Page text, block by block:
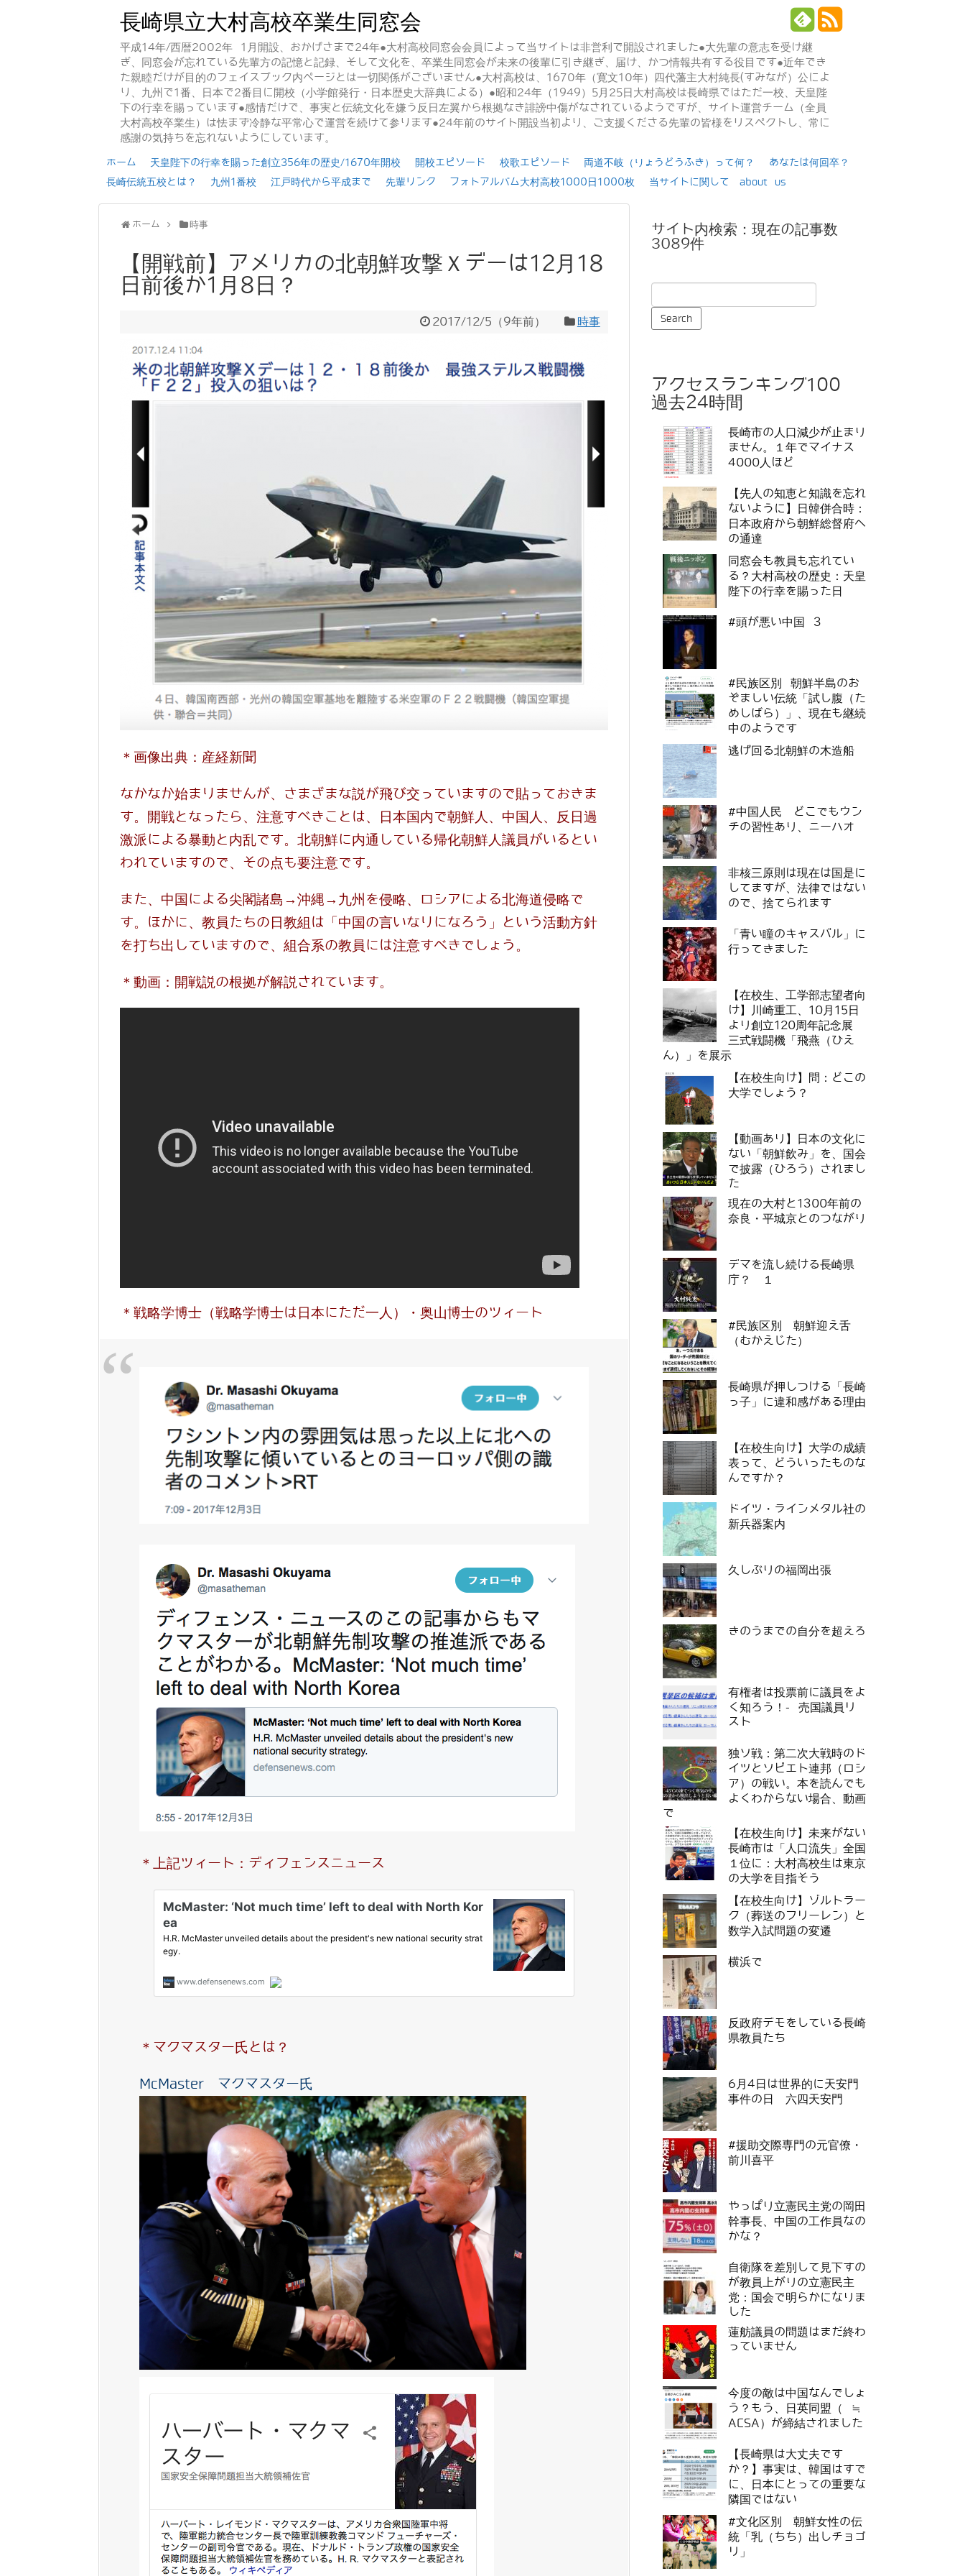
長崎県立大村高校卒業生同窓会
平成14年/西暦2002年 1月開設、おかげさまで24年●大村高校同窓会会員によって当サイトは非営利で開設されました●大先輩の意志を受け継
ぎ、同窓会が忘れている先輩方の記憶と記録、そして文化を、卒業生同窓会が未来の後輩に引き継ぎ、届け、かつ情報共有する役目です●近年でき
た親睦だけが目的のフェイスブック内ページとは一切関係がございません●大村高校は、1670年（寛文10年）四代藩主大村純長(すみなが）公によ
り、九州で1番、日本で2番目に開校（小学館発行・日本歴史大辞典による）●昭和24年（1949）5月25日大村高校は長崎県ではただ一校、天皇陛
下の行幸を賜っています●感情だけで、事実と伝統文化を嫌う反日左翼から根拠なき誹謗中傷がなされているようですが、サイト運営チーム（全員
大村高校卒業生）は怯まず冷静な平常心で運営を続けて参ります●24年前のサイト開設当初より、ご支援くださる先輩の皆様をリスペクトし、常に
感謝の気持ちを忘れないようにしています。
ホーム 天皇陛下の行幸を賜った創立356年の歴史/1670年開校 開校エピソード 校歌エピソード 両道不岐（りょうどうふき）って何？
あなたは何回卒？
長崎伝統五校とは？
九州1番校 江戸時代から平成まで 先輩リンク フォトアルバム大村高校1000日1000枚 当サイトに関して about us
ホーム 時事
【開戦前】アメリカの北朝鮮攻撃Ｘデーは12月18
日前後か1月8日？
2017/12/5 （9年前） 時事
＊画像出典：産経新聞
なかなか始まりませんが、さまざまな説が飛び交っていますので貼っておきま
す。開戦となったら、注意すべきことは、日本国内で朝鮮人、中国人、反日過
激派による暴動と内乱です。北朝鮮に内通している帰化朝鮮人議員がいるとい
われていますので、その点も要注意です。
また、中国による尖閣諸島→沖縄→九州を侵略、ロシアによる北海道侵略で
す。ほかに、教員たちの日教組は「中国の言いなりになろう」という活動方針
を打ち出していますので、組合系の教員には注意すべきでしょう。
＊動画：開戦説の根拠が解説されています。
＊戦略学博士（戦略学博士は日本にただ一人）・奥山博士のツィート
＊上記ツィート：ディフェンスニュース
＊マクマスター氏とは？
McMaster マクマスター氏
サイト内検索：現在の記事数
3089件
アクセスランキング100
過去24時間
長崎市の人口減少が止まり
ません。１年でマイナス
4000人ほど
【先人の知恵と知識を忘れ
ないように】日韓併合時：
日本政府から朝鮮総督府へ
の通達
同窓会も教員も忘れてい
る？大村高校の歴史：天皇
陛下の行幸を賜った日
#頭が悪い中国 3
#民族区別 朝鮮半島のお
ぞましい伝統「試し腹（た
めしばら）」、現在も継続
中のようです
逃げ回る北朝鮮の木造船
#中国人民 どこでもウン
チの習性あり、ニーハオ
非核三原則は現在は国是に
してますが、法律ではない
ので、捨てられます
「青い瞳のキャスバル」に
行ってきました
【在校生、工学部志望者向
け】川崎重工、10月15日
より創立120周年記念展
三式戦闘機「飛燕（ひえ
ん）」を展示
【在校生向け】問：どこの
大学でしょう？
【動画あり】日本の文化に
ない「朝鮮飲み」を、国会
で披露（ひろう）されまし
た
現在の大村と1300年前の
奈良・平城京とのつながり
デマを流し続ける長崎県
庁？ １
#民族区別 朝鮮迎え舌
（むかえじた）
長崎県が押しつける「長崎
っ子」に違和感がある理由
【在校生向け】大学の成績
表って、どういったものな
んですか？
ドイツ・ラインメタル社の
新兵器案内
久しぶりの福岡出張
きのうまでの自分を超えろ
有権者は投票前に議員をよ
く知ろう！- 売国議員リ
スト
独ソ戦：第二次大戦時のド
イツとソビエト連邦（ロシ
ア）の戦い。本を読んでも
よくわからない場合、動画
で
【在校生向け】未来がない
長崎市は「人口流失」全国
１位に：大村高校生は東京
の大学を目指そう
【在校生向け】ゾルトラー
ク（葬送のフリーレン）と
数学入試問題の変遷
横浜で
反政府デモをしている長崎
県教員たち
6月4日は世界的に天安門
事件の日 六四天安門
#援助交際専門の元官僚・
前川喜平
やっぱり立憲民主党の岡田
幹事長、中国の工作員なの
かな？
自衛隊を差別して見下すの
が教員上がりの立憲民主
党：国会で明らかになりま
した
蓮舫議員の問題はまだ終わ
っていません
今度の敵は中国なんでしょ
う？もう、日英同盟（ ≒
ACSA）が締結されました
【長崎県は大丈夫です
か？】事実は、韓国はすで
に、日本にとっての重要な
隣国ではない
#文化区別 朝鮮女性の伝
統「乳（ちち）出しチョゴ
リ」